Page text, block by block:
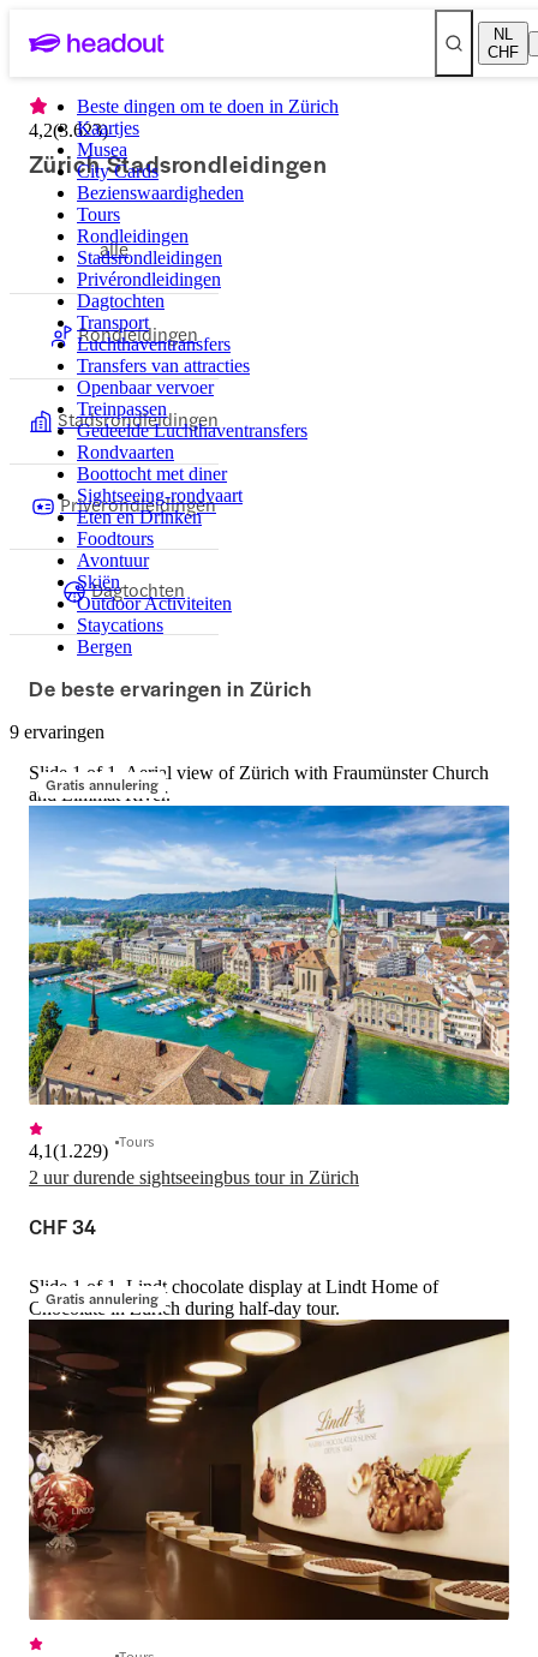
NL
CHF
Beste dingen om te doen in Zürich
Kaartjes
Musea
City Cards
Bezienswaardigheden
Tours
Rondleidingen
Stadsrondleidingen
Privérondleidingen
Dagtochten
Transport
Luchthaventransfers
Transfers van attracties
Openbaar vervoer
Treinpassen
Gedeelde Luchthaventransfers
Rondvaarten
Boottocht met diner
Sightseeing-rondvaart
Eten en Drinken
Foodtours
Avontuur
Skiën
Outdoor Activiteiten
Staycations
Bergen
4,2(3.623)
Zürich Stadsrondleidingen
alle
Rondleidingen
Stadsrondleidingen
Privérondleidingen
Dagtochten
De beste ervaringen in Zürich
9 ervaringen
Gratis annulering
Slide 1 of 1, Aerial view of Zürich with Fraumünster Church
and Limmat River.
2 uur durende sightseeingbus tour in Zürich
4,1(1.229) Tours
CHF 34
Gratis annulering
Slide 1 of 1, Lindt chocolate display at Lindt Home of
Chocolate in Zürich during half-day tour.